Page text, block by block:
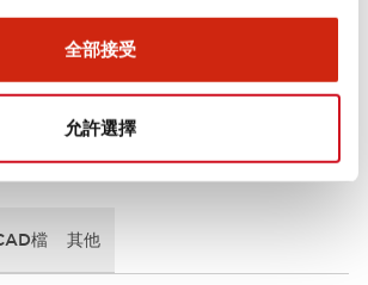
全部接受
允許選擇
檔 其他